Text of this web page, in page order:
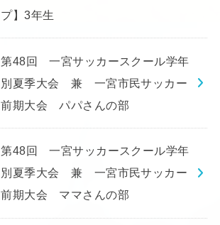
プ】3年生
第48回 一宮サッカースクール学年
別夏季大会 兼 一宮市民サッカー
前期大会 パパさんの部
第48回 一宮サッカースクール学年
別夏季大会 兼 一宮市民サッカー
前期大会 ママさんの部